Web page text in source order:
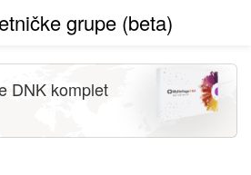
grupe (beta)
DNK komplet